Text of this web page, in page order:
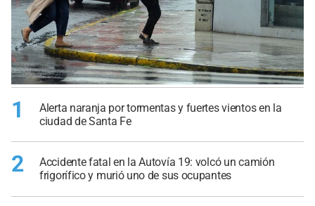
1
Alerta naranja por tormentas y fuertes vientos en la
ciudad de Santa Fe
2
Accidente fatal en la Autovía 19: volcó un camión
frigorífico y murió uno de sus ocupantes